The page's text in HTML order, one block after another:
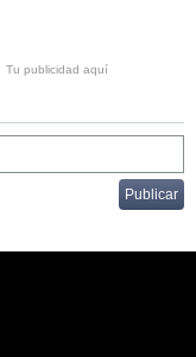
Tu publicidad aquí